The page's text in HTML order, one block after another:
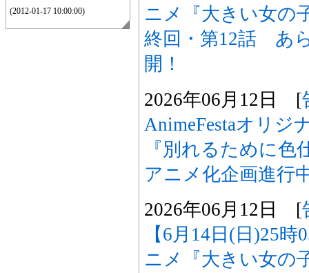
(2012-01-17 10:00:00)
ニメ『大きい女の
終回・第12話 あ
開！
2026年06月12日 [
AnimeFestaオリジ
『別れるために
アニメ化企画進行
2026年06月12日 [
【6月14日(日)25
ニメ『大きい女の